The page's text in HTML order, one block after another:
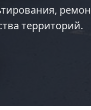
территорий.